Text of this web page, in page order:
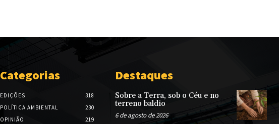
Categorias
EDIÇÕES
318
POLÍTICA AMBIENTAL
230
OPINIÃO
219
Destaques
Sobre a Terra, sob o Céu e no
terreno baldio
6 de agosto de 2026